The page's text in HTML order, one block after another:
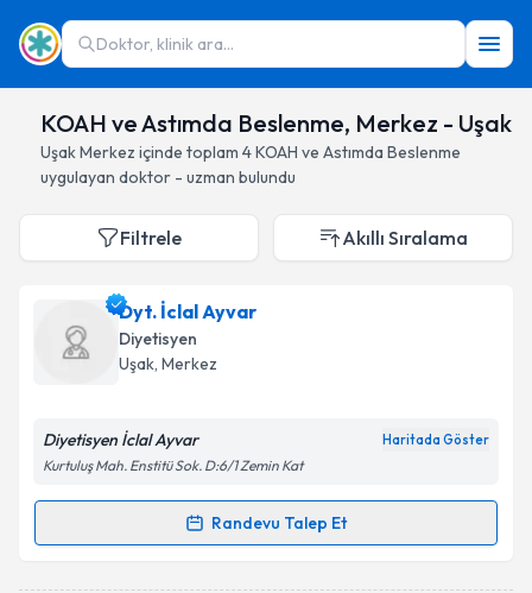
Doktor, klinik ara...
KOAH ve Astımda Beslenme, Merkez - Uşak
UşakMerkez içinde toplam 4KOAH ve Astımda Beslenme
uygulayan doktor - uzman bulundu
Filtrele Akıllı Sıralama
Dyt. İclal Ayvar
Diyetisyen
Uşak, Merkez
Diyetisyen İclal Ayvar Haritada Göster
Kurtuluş Mah. Enstitü Sok. D:6/1 Zemin Kat
Randevu Talep Et
Randevu Takvimi Talebi